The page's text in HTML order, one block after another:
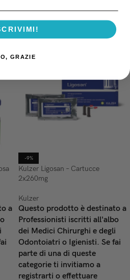
a
-9%
Kulzer Ligosan – Cartucce
2x260mg
Kulzer
Questo prodotto è destinato a
Professionisti iscritti all'albo
dei Medici Chirurghi e degli
Odontoiatri o Igienisti. Se fai
parte di una di queste
categorie ti invitiamo a
registrarti o effettuare
GRAZIE